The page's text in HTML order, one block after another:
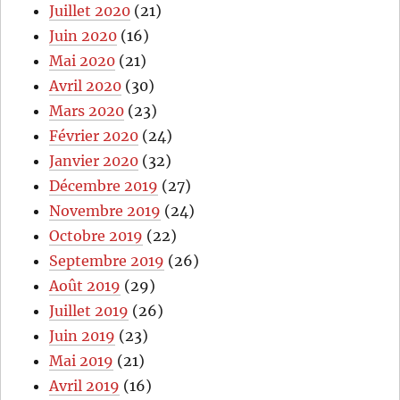
Juillet 2020 (21)
Juin 2020 (16)
Mai 2020 (21)
Avril 2020 (30)
Mars 2020 (23)
Février 2020 (24)
Janvier 2020 (32)
Décembre 2019 (27)
Novembre 2019 (24)
Octobre 2019 (22)
Septembre 2019 (26)
Août 2019 (29)
Juillet 2019 (26)
Juin 2019 (23)
Mai 2019 (21)
Avril 2019 (16)